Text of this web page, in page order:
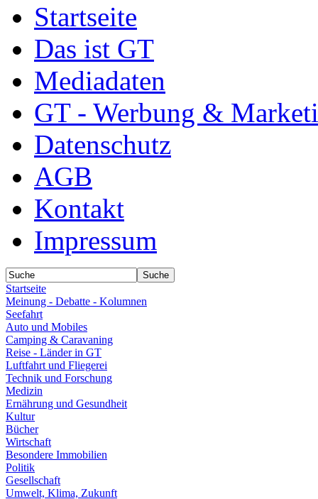
Startseite
Das ist GT
Mediadaten
GT - Werbung &
Datenschutz
AGB
Kontakt
Impressum
Startseite
Meinung - Debatte - Kolumnen
Seefahrt
Auto und Mobiles
Camping & Caravaning
Reise - Länder in GT
Luftfahrt und Fliegerei
Technik und Forschung
Medizin
Ernährung und Gesundheit
Kultur
Bücher
Wirtschaft
Besondere Immobilien
Politik
Gesellschaft
Umwelt, Klima, Zukunft